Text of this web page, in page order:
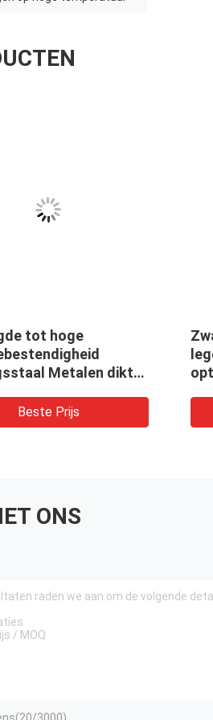
oppervlak stalen
metaal. Aangepaste
bieden duurzaamheid
industriële machines.
Beste Prijs
ONS
20/3000)